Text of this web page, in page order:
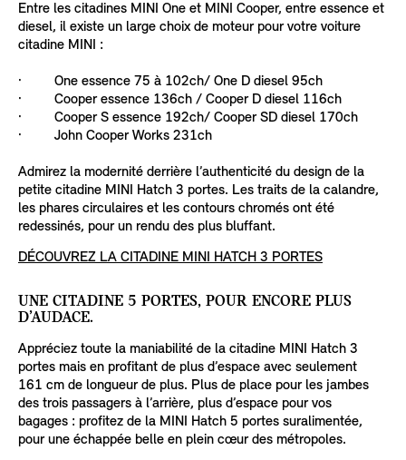
Entre les citadines MINI One et MINI Cooper, entre essence et
diesel, il existe un large choix de moteur pour votre voiture
citadine MINI :
· One essence 75 à 102ch/ One D diesel 95ch
· Cooper essence 136ch / Cooper D diesel 116ch
· Cooper S essence 192ch/ Cooper SD diesel 170ch
· John Cooper Works 231ch
Admirez la modernité derrière l’authenticité du design de la
petite citadine MINI Hatch 3 portes. Les traits de la calandre,
les phares circulaires et les contours chromés ont été
redessinés, pour un rendu des plus bluffant.
DÉCOUVREZ LA CITADINE MINI HATCH 3 PORTES
UNE CITADINE 5 PORTES, POUR ENCORE PLUS
D’AUDACE.
Appréciez toute la maniabilité de la citadine MINI Hatch 3
portes mais en profitant de plus d’espace avec seulement
161 cm de longueur de plus. Plus de place pour les jambes
des trois passagers à l’arrière, plus d’espace pour vos
bagages : profitez de la MINI Hatch 5 portes suralimentée,
pour une échappée belle en plein cœur des métropoles.